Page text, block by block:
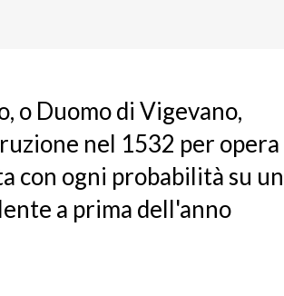
o Duomo di Vigevano,
nel 1532 per opera
con ogni probabilità su un
a prima dell'anno